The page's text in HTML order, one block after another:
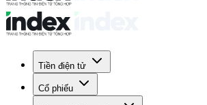
Tiền điện tử
Cổ phiếu